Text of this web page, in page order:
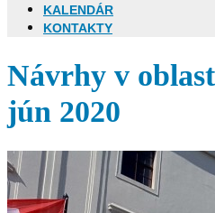
KALENDÁR
KONTAKTY
Návrhy v
jún 2020